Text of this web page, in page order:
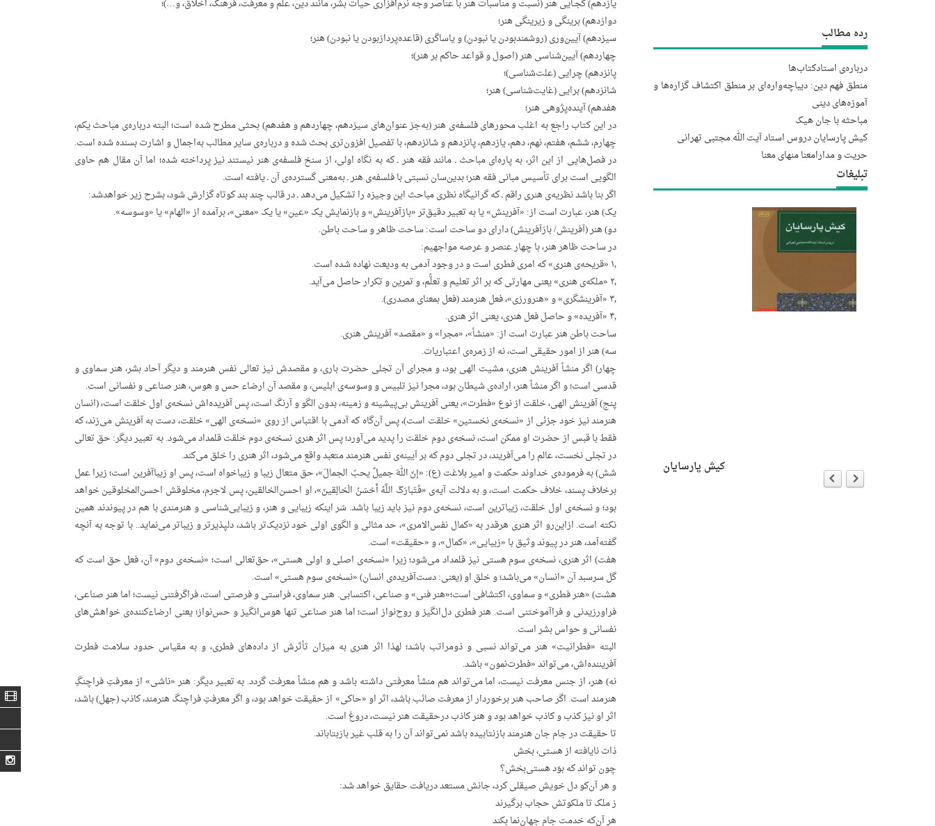
یازدهم) کجـایی هنر (نسبت و مناسبات هنر با عناصر وجه نرم‌افزاری حیات بشر، مانند دین، علم و معرفت، فرهنگ، اخلاق، و…)؛
دوازدهم) برینگی و زیرینگی هنر؛
سیزدهم) آیین‌وری (روشمندبودن یا نبودن) و یاساگری (قاعده‌پردازبودن یا نبودن) هنر؛
چهاردهم) آیین‌شناسی هنر (اصول و قواعد حاکم بر هنر)؛
پانزدهم) چرایی (علت‌شناسی)؛
شانزدهم) برایی (غایت‌شناسی) هنر؛
هفدهم) آینده‌پژوهی هنر؛
در این کتاب راجع به اغلب محورهای فلسفه‌ی هنر (به‌جز عنوان‌های سیزدهم، چهاردهم و هفدهم) بحثی مطرح شده است؛ البته درباره‌ی مباحث یکم،
چهارم، ششم، هفتم، نهم، دهم، یازدهم، پانزدهم و شانزدهم، با تفصیل افزون‌تری بحث شده و درباره‌ی سایر مطالب به‌اجمال و اشارت بسنده شده است.
در فصل‌هایی از این اثر، به پاره‌ای مباحث ـ مانند فقه هنر ـ که به نگاه اولی، از سنخ فلسفه‌ی هنر نیستند نیز پرداخته شده؛ اما آن مقال هم حاوی
الگویی است برای تأسیس مبانی فقه هنر؛ بدین‌سان نسبتی با فلسفه‌ی هنر ـ به‌معنی گسترده‌ی آن ـ یافته است.
اگر بنا باشد نظریه‌ی هنری راقم ـ که گرانیگاه نظری مباحث این وجیزه را تشکیل می‌دهد ـ در قالب چند بند کوتاه گزارش شود، بشرح زیر خواهدشد:
یک) هنر، عبارت است از: «آفرینش» یا به تعبیر دقیق‌تر «بازآفرینش» و بازنمایش یک «عین» یا یک «معنی»، برآمده از «الهام» یا «وسوسه».
دو) هنر (آفرینش/ بازآفرینش) دارای دو ساحت است: ساحت ظاهر و ساحت باطن.
در ساحت ظاهر هنر، با چهار عنصر و عرصه مواجهیم:
۱٫ «قریحه‌ی هنری» که امری فطری است و در وجود آدمی به ودیعت نهاده شده است.
۲٫ «ملکه‌ی هنری» یعنی مهارتی که بر اثر تعلیم و تعلُّم، و تمرین و تکرار حاصل می‌آید.
۳٫ «آفرینشگری» و «هنرورزی»، فعل هنرمند (فعل بمعنای مصدری).
۴٫ «آفریده» و حاصل فعل هنری، یعنی اثر هنری.
ساحت باطن‌ هنر عبارت است از: «منشأ»، «مجرا» و «مقصد» آفرینش هنری.
سه) هنر از امور حقیقی است، نه از زمره‌ی اعتباریات.
چهار) اگر منشأ آفرینش هنری، مشیت الهی بود، و مجرای آن تجلی حضرت باری، و مقصدش نیز تعالی نفس هنرمند و دیگر آحاد بشر، هنر سماوی و
قدسی است؛ و اگر منشأ هنر، اراده‌ی شیطان بود، مجرا نیز تلبیس و وسوسه‌ی ابلیس، و مقصد آن ارضاء حس و هوس، هنر صناعی و نفسانی است.
پنج) آفرینش الهی، خلقت از نوع «فطرت»، یعنی آفرینش بی‌پیشینه و زمینه، بدون الگو و آرنگ است، پس آفریده‌اش نسخه‌ی اول خلقت است، (انسان
هنرمند نیز خود جزئی از «نسخه‌ی نخستین» خلقت است)، پس آن‌گاه که آدمی با اقتباس از روی «نسخه‌ی الهی» خلقت، دست به آفرینش می‌زند، که
فقط با قبس از حضرت او ممکن است، نسخه‌ی دوم خلقت را پدید می‌آورد؛ پس اثر هنری نسخه‌ی دوم خلقت قلمداد می‌شود. به تعبیر دیگر: حق تعالی
در تجلی نخست، عالم را می‌آفریند، در تجلی دوم که بر آیینه‌ی نفس هنرمند متعبد واقع می‌شود، اثر هنری را خلق می‌کند.
شش) به فرموده‌ی خداوند حکمت و امیر بلاغت (ع): «إنّ اللهَ جمیلٌ یحبّ الجمالَ»، حق متعال زیبا و زیباخواه است، پس او زیباآفرین است؛ زیرا عمل
برخلاف پسند، خلاف حکمت است، و به دلالت آیه‌ی «فَتَبارَکَ اللَّهُ أَحْسَنُ الْخالِقینَ»، او احسن‌الخالقین، پس لاجرم، مخلوقش احسن‌المخلوقین خواهد
بود؛ و نسخه‌ی اول خلقت، زیباترین است، نسخه‌ی دوم نیز باید زیبا باشد. سّر اینکه زیبایی و هنر، و زیبایی‌شناسی و هنرمندی با هم در پیوندند همین
نکته است. ازاین‌رو اثر هنری هرقدر به «کمال نفس‌الامری»، حد مثالی و الگوی اولی خود نزدیک‌تر باشد، دلپذیرتر و زیباتر می‌نماید.. با توجه به آنچه
گفته‌آمد، هنر در پیوند وثیق با «زیبایی»، «کمال»، و «حقیقت» است.
هفت) اثر هنری، نسخه‌ی سوم هستی نیز قلمداد می‌شود؛ زیرا «نسخه‌ی اصلی و اولی هستی»، حق‌تعالی است؛ «نسخه‌ی دوم» آن، فعل حق است که
گل سرسبد آن «انسان» می‌باشد؛ و خلق او (یعنی: دست‌آفریده‌ی انسان) «نسخه‌ی سوم هستی» است.
هشت) «هنر فطری» و سماوی، اکتشافی است؛«هنر فنی» و صناعی، اکتسابی. هنر سماوی، فراستی و فرصتی است، فراگرفتنی نیست؛ اما هنر صناعی،
فراورزیدنی و فراآموختنی است. هنر فطری دل‌انگیز و روح‌نواز است؛ اما هنر صناعی تنها هوس‌انگیز و حس‌نواز؛ یعنی ارضاءکننده‌ی خواهش‌های
نفسانی و حواس بشر است.
البته «فطرانیت» هنر می‌تواند نسبی و ذومراتب باشد؛ لهذا اثر هنری به میزان تأثرش از داده‌های فطری، و به مقیاس حدود سلامت فطرت
آفریننده‌اش، می‌تواند «فطرت‌نمون» باشد.
نه) هنر، از جنس معرفت نیست، اما می‌تواند هم منشأ معرفتی داشته باشد و هم منشأ معرفت گردد. به تعبیر دیگر: هنر «ناشی» از معرفتِ فراچنگِ
هنرمند است. اگر صاحب هنر برخوردار از معرفت صائب باشد، اثر او «حاکی» از حقیقت خواهد بود، و اگر معرفتِ فراچنگ هنرمند، کاذب (جهل) باشد،
اثر او نیز کذب و کاذب خواهد بود و هنر کاذب درحقیقت هنر نیست، دروغ است.
تا حقیقت در جام جان هنرمند بازنتابیده باشد نمی‌تواند آن را به قلب غیر بازبتاباند.
ذات نایافته از هستی، بخش
چون تواند که بوَد هستی‌بخش؟
و هر آن‌کو دل خویش صیقلی کرد، جانش مستعد دریافت حقایق خواهد شد:
ز ملک تا ملکوتش حجاب برگیرند
هر آن‌که خدمت جام جهان‌نما بکند
رده مطالب
درباره‌‌ی استادکتاب‌ها
منطق فهم دین: دیباچه‌واره‌ای بر منطق اکتشاف گزاره‌ها و
آموزه‌های دینی
مباحثه با جان هیک
کیش پارسایان دروس استاد آیت الله مجتبى تهرانى
حریت و مدارامعنا منهای معنا
تبلیغات
حریت و مدارات کیش پارسایان